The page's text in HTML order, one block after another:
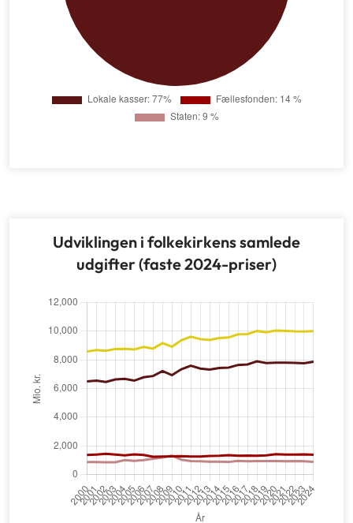
Udviklingen i folkekirkens samlede
udgifter (faste 2024-priser)